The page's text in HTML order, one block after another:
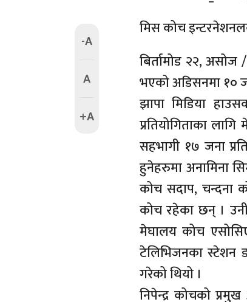
-A
A
+A
मिस कोच
बिर्तामोड २२,
भएको अडिसनमा १०
झापा मिडिया
प्रतियोगिताका
सहभागी १७ जना
हुनेहरुमा अनामिना
कोच सदाप, चन्दना
कोच रहेका छन् ।
मेघालय कोच
टेलिभिजनका स्टेशन
गरेको थियो ।
निपेन्द्र कोचको